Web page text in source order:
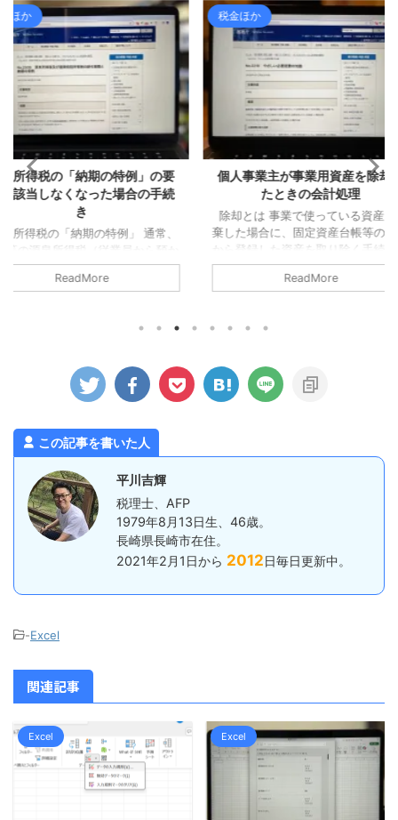
例」の要
合の手続
」 通常、
員から預か
翌月10日ま
っていま
った所得税
月までに
税金ほか
個人事業主が事業用資産を除却し
たときの会計処理
除却とは 事業で使っている資産を廃
棄した場合に、固定資産台帳等の帳簿
から登録した資産を取り除く手続きが
必要となります。 これを「除却」と
いいます（事業で使わなくなったケー
除却時の会計処理 個人事業主が事業
う取り扱いとなる部分があるので注意
が必要です。 個人事業主が事業用資
産を除却する場合はどうなるかという
とになります。 つまり、 ...
ライフ
夏ツーリ
最近ではめ
スでソロツ
前回、夏ツ
はあるはず
が、最初に
この記事を書いた人
平川吉輝
税理士、AFP
1979年8月13日生、46歳。
長崎県長崎市在住。
2021年2月1日から 2012日毎日更新中。
-Excel
関連記事
Excel Excel